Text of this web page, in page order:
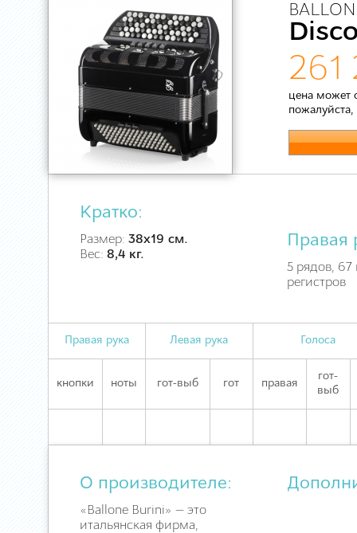
261
цена может
пожалуйста,
Кратко:
Размер: 38х19 см.
Вес: 8,4 кг.
Правая
5 рядов, 67
регистров
Правая рука Левая рука Голоса
кнопки ноты гот-выб гот правая
гот-
выб
О производителе:
«Ballone Burini» — это
итальянская фирма,